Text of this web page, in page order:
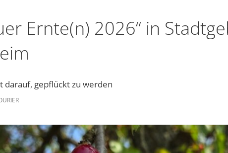
Ernte(n) 2026“ in
darauf, gepflückt zu werden